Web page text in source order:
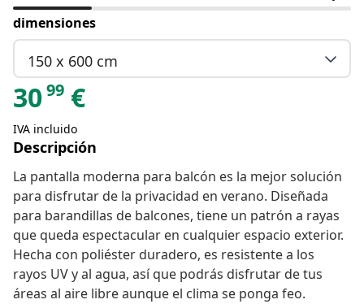
dimensiones
150 x 600 cm
3099 €
IVA incluido
Descripción
La pantalla moderna para balcón es la mejor solución
para disfrutar de la privacidad en verano. Diseñada
para barandillas de balcones, tiene un patrón a rayas
que queda espectacular en cualquier espacio exterior.
Hecha con poliéster duradero, es resistente a los
rayos UV y al agua, así que podrás disfrutar de tus
áreas al aire libre aunque el clima se ponga feo.